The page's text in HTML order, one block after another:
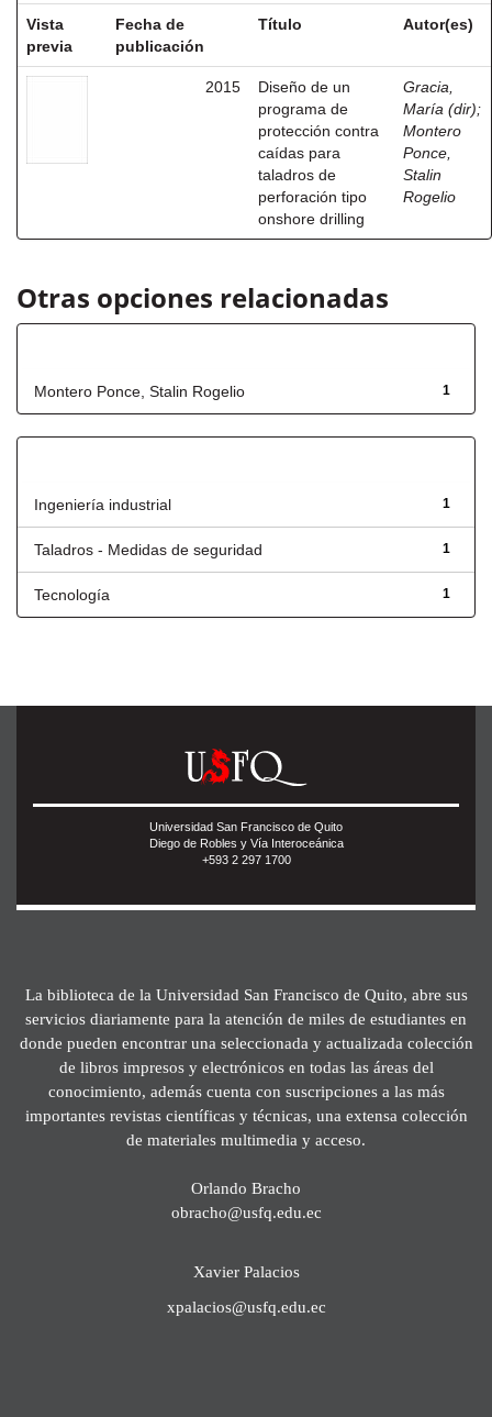
Vista
previa
Fecha de
publicación
Título Autor(es)
2015
Diseño de un
programa de
protección contra
caídas para
taladros de
perforación tipo
onshore drilling
Gracia,
María (dir);
Montero
Ponce,
Stalin
Rogelio
Otras opciones relacionadas
1
Montero Ponce, Stalin Rogelio
1
Ingeniería industrial
1
Taladros - Medidas de seguridad
1
Tecnología
Universidad San Francisco de Quito
Diego de Robles y Vía Interoceánica
+593 2 297 1700
La biblioteca de la Universidad San Francisco de Quito, abre sus
servicios diariamente para la atención de miles de estudiantes en
donde pueden encontrar una seleccionada y actualizada colección
de libros impresos y electrónicos en todas las áreas del
conocimiento, además cuenta con suscripciones a las más
importantes revistas científicas y técnicas, una extensa colección
de materiales multimedia y acceso.
Orlando Bracho
obracho@usfq.edu.ec
Xavier Palacios
xpalacios@usfq.edu.ec